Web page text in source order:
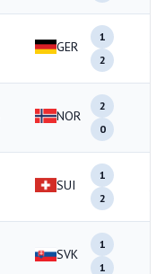
GER
1
2
NOR
2
0
SUI
1
2
SVK
1
1